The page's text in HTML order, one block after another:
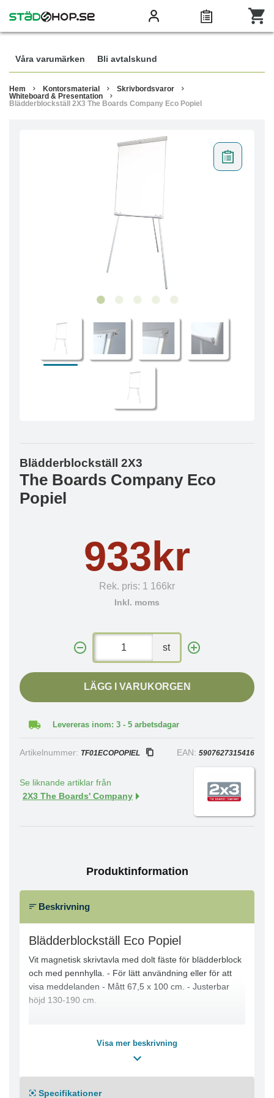
Våra varumärken Bli avtalskund
Hem Kontorsmaterial
Skrivbordsvaror
Whiteboard & Presentation
Blädderblockställ 2X3 The Boards Company Eco Popiel
Blädderblockställ 2X3
The Boards Company Eco
Popiel
933kr
Rek. pris: 1 166kr
Inkl. moms
st
LÄGG I VARUKORGEN
Levereras inom: 3 - 5 arbetsdagar
Artikelnummer: TF01ECOPOPIEL EAN: 5907627315416
Se liknande artiklar från
2X3 The Boards' Company
Produktinformation
Beskrivning
Blädderblockställ Eco Popiel
Vit magnetisk skrivtavla med dolt fäste för blädderblock
och med pennhylla. - För lätt användning eller för att
visa meddelanden - Mått 67,5 x 100 cm. - Justerbar
höjd 130-190 cm.
Visa mer beskrivning
Specifikationer